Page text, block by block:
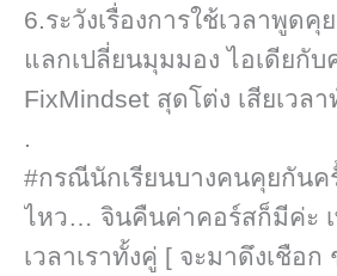
6.ระวังเรื่องการใช้เวลาพูดคุย
แลกเปลี่ยนมุมมอง ไอเดียกั
FixMindset​ สุดโต่ง เสียเวล
.
#กรณีนักเรียนบางคนคุยกันค
ไหว… จินคืนค่าคอร์ส​ก็มีค่ะ เ
เวลาเราทั้งคู่ [ จะมาดึงเชือก